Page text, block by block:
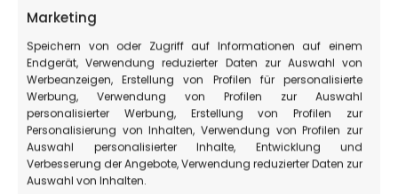
Marketing
Speichern von oder Zugriff auf Informationen auf einem
Endgerät, Verwendung reduzierter Daten zur Auswahl von
Werbeanzeigen, Erstellung von Profilen für personalisierte
Werbung, Verwendung von Profilen zur Auswahl
personalisierter Werbung, Erstellung von Profilen zur
Personalisierung von Inhalten, Verwendung von Profilen zur
Auswahl personalisierter Inhalte, Entwicklung und
Verbesserung der Angebote, Verwendung reduzierter Daten zur
Auswahl von Inhalten.
Castelluccio di Norcia machen können, oder besuchen
die Seite, die den PARKFÜHRERN gewidmet ist, um zu
erfahren, warum es besser ist, das Gebiet mit einem
FÜHRER zu besuchen.
Der Piangrande
Die Pantani von Accumoli
Der Bergweg für alle (auch behindertengerecht)